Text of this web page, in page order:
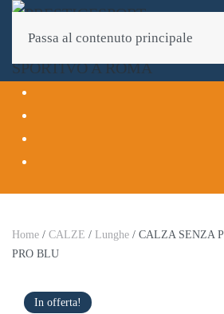
Passa al contenuto principale
Home / CALZE / Lunghe / CALZA SENZA
PRO BLU
In offerta!